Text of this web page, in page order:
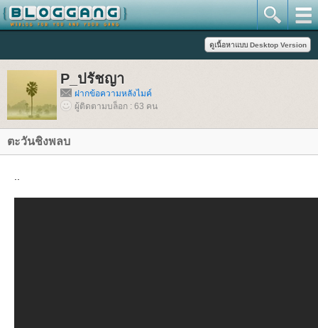
P_ปรัชญา
ฝากข้อความหลังไมค์
ผู้ติดตามบล็อก : 63 คน
ตะวันชิงพลบ